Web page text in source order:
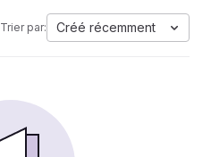
Trier par: Créé récemment